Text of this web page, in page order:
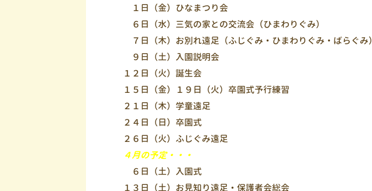
１日（金）ひなまつり会
６日（水）三気の家との交流会（ひまわりぐみ）
７日（木）お別れ遠足（ふじぐみ・ひまわりぐみ・ばらぐみ）
９日（土）入園説明会
１２日（火）誕生会
１５日（金）１９日（火）卒園式予行練習
２１日（木）学童遠足
２４日（日）卒園式
２６日（火）ふじぐみ遠足
４月の予定・・・
６日（土）入園式
１３日（土）お見知り遠足・保護者会総会